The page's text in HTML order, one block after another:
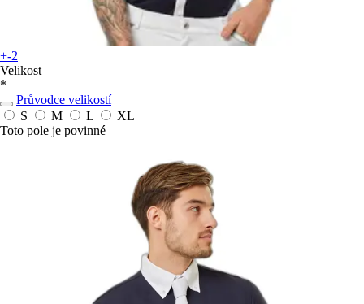
+-2
Velikost
*
Průvodce velikostí
S
M L
XL
Toto pole je povinné